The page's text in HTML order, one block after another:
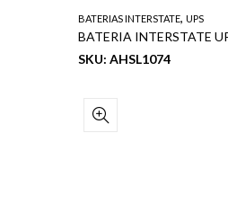
BATERIAS INTERSTATE, UPS
SKU: AHSL1074